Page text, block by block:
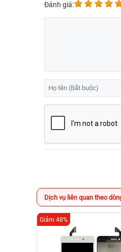
Đánh giá:
Dịch vụ liên quan theo
Giảm 48%